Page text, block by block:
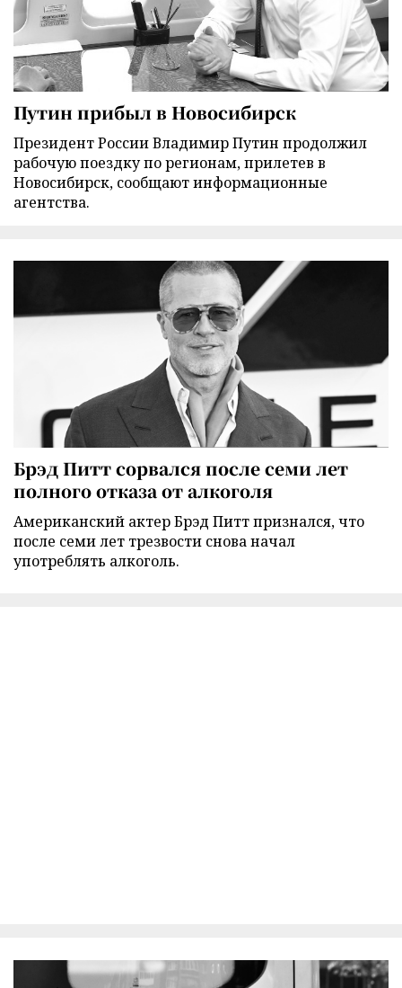
Путин прибыл в Новосибирск
Президент России Владимир Путин продолжил
рабочую поездку по регионам, прилетев в
Новосибирск, сообщают информационные
агентства.
Брэд Питт сорвался после семи лет
полного отказа от алкоголя
Американский актер Брэд Питт признался, что
после семи лет трезвости снова начал
употреблять алкоголь.